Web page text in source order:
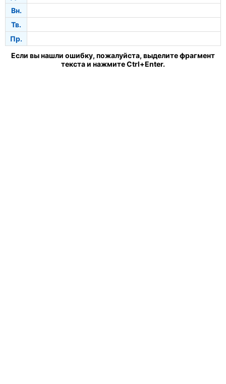
Вн.
Тв.
Пр.
Если вы нашли ошибку, пожалуйста, выделите фрагмент
текста и нажмите Ctrl+Enter.